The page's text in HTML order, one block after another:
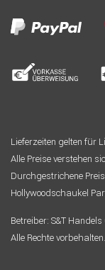
Lieferzeiten gelten für
Alle Preise verstehen
Durchgestrichene
Hollywoodschaukel
Betreiber: S&T
Alle Rechte